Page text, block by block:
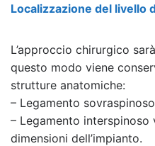
Localizzazione del livello
L’approccio chirurgico
questo modo viene
strutture anatomiche:
– Legamento
– Legamento
dimensioni dell’impianto.